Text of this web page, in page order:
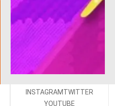
INSTAGRAMTWITTER
YOUTUBE